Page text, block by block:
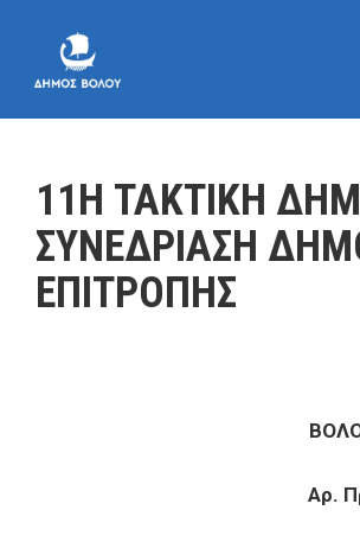
11Η ΤΑΚΤΙΚΗ
ΣΥΝΕΔΡΙΑΣΗ
ΕΠΙΤΡΟΠΗΣ
Αρ.